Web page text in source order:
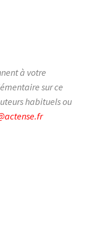
à votre
sur ce
habituels ou